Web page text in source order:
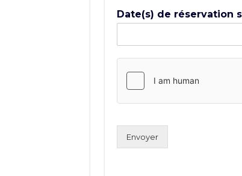
Date(s) de réservation
Envoyer